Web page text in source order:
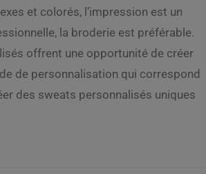
et colorés, l’impression est un
la broderie est préférable.
offrent une opportunité de créer
de personnalisation qui correspond
des sweats personnalisés uniques